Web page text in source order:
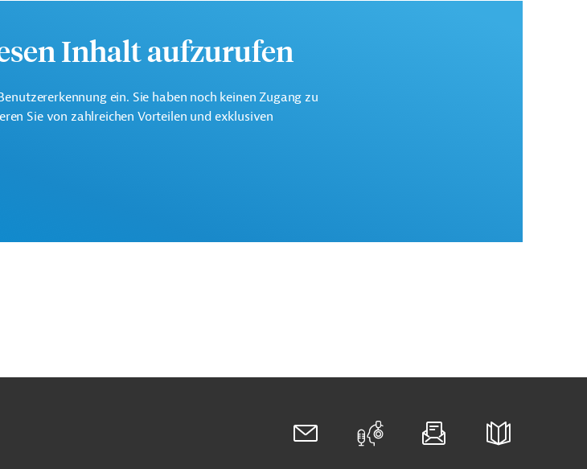
der Region.
Inhalt aufzurufen
ein. Sie haben noch keinen Zugang zu
Sie von zahlreichen Vorteilen und exklusiven